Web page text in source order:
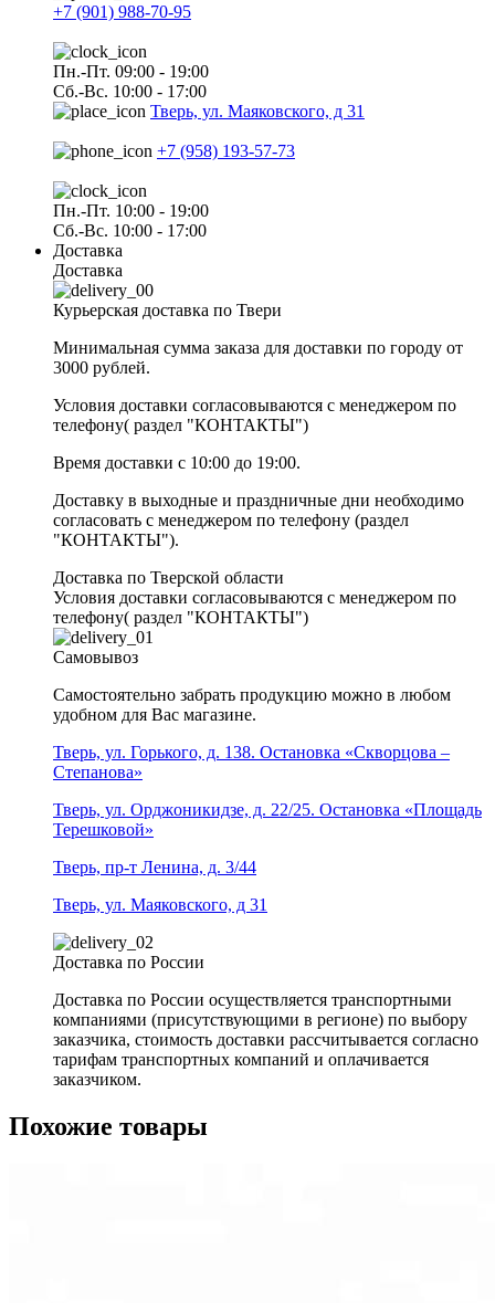
+7 (901) 988-70-95
Пн.-Пт. 09:00 - 19:00
Сб.-Вс. 10:00 - 17:00
Тверь, ул. Маяковского, д 31
+7 (958) 193-57-73
Пн.-Пт. 10:00 - 19:00
Сб.-Вс. 10:00 - 17:00
Доставка
Доставка
Курьерская доставка по Твери
Минимальная сумма заказа для доставки по городу от
3000 рублей.
Условия доставки согласовываются с менеджером по
телефону( раздел "КОНТАКТЫ")
Время доставки с 10:00 до 19:00.
Доставку в выходные и праздничные дни необходимо
согласовать с менеджером по телефону (раздел
"КОНТАКТЫ").
Доставка по Тверской области
Условия доставки согласовываются с менеджером по
телефону( раздел "КОНТАКТЫ")
Самовывоз
Самостоятельно забрать продукцию можно в любом
удобном для Вас магазине.
Тверь, ул. Горького, д. 138. Остановка «Скворцова –
Степанова»
Тверь, ул. Орджоникидзе, д. 22/25. Остановка «Площадь
Терешковой»
Тверь, пр-т Ленина, д. 3/44
Тверь, ул. Маяковского, д 31
Доставка по России
Доставка по России осуществляется транспортными
компаниями (присутствующими в регионе) по выбору
заказчика, стоимость доставки рассчитывается согласно
тарифам транспортных компаний и оплачивается
заказчиком.
Похожие товары